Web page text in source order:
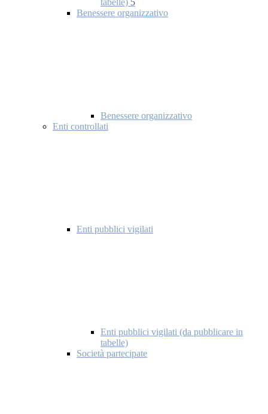
tabelle) 5
Benessere organizzativo
Benessere organizzativo
Enti controllati
Enti pubblici vigilati
Enti pubblici vigilati (da pubblicare in
tabelle)
Società partecipate